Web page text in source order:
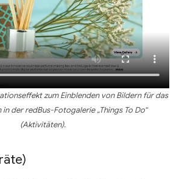
zum Einblenden von Bildern für das
in der redBus-Fotogalerie „Things To Do“
(Aktivitäten).